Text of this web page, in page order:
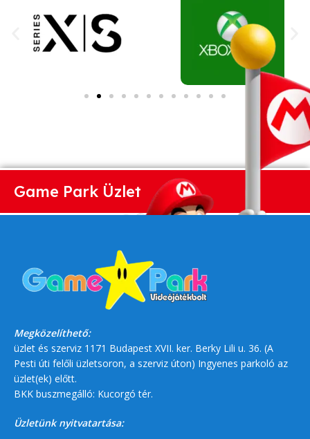
Game Park Üzlet
Megközelíthető:
üzlet és szerviz 1171 Budapest XVII. ker. Berky Lili u. 36. (A
Pesti úti felőli üzletsoron, a szerviz úton) Ingyenes parkoló az
üzlet(ek) előtt.
BKK buszmegálló: Kucorgó tér.
Üzletünk nyitvatartása: